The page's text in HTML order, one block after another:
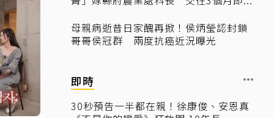
母親病逝昔日家醜再掀！侯炳瑩認封鎖
哥哥侯冠群 兩度抗癌近況曝光
即時
30秒預告一半都在親！徐康俊、安恩真